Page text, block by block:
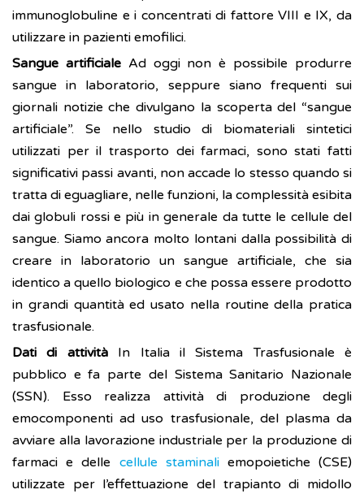
immunoglobuline e i concentrati di fattore VIII e IX, da
utilizzare in pazienti emofilici.
Sangue artificialeAd oggi non è possibile produrre
sangue in laboratorio, seppure siano frequenti sui
giornali notizie che divulgano la scoperta del “sangue
artificiale”. Se nello studio di biomateriali sintetici
utilizzati per il trasporto dei farmaci, sono stati fatti
significativi passi avanti, non accade lo stesso quando si
tratta di eguagliare, nelle funzioni, la complessità esibita
dai globuli rossi e più in generale da tutte le cellule del
sangue. Siamo ancora molto lontani dalla possibilità di
creare in laboratorio un sangue artificiale, che sia
identico a quello biologico e che possa essere prodotto
in grandi quantità ed usato nella routine della pratica
trasfusionale.
Dati di attivitàIn Italia il Sistema Trasfusionale è
pubblico e fa parte del Sistema Sanitario Nazionale
(SSN). Esso realizza attività di produzione degli
emocomponenti ad uso trasfusionale, del plasma da
avviare alla lavorazione industriale per la produzione di
farmaci e delle cellule staminaliemopoietiche (CSE)
utilizzate per l’effettuazione del trapianto di midollo